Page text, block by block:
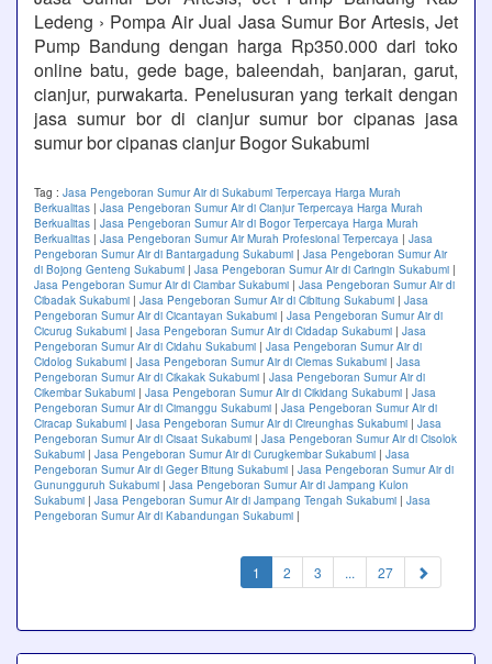
Ledeng › Pompa Air Jual Jasa Sumur Bor Artesis, Jet
Pump Bandung dengan harga Rp350.000 dari toko
online batu, gede bage, baleendah, banjaran, garut,
cianjur, purwakarta. Penelusuran yang terkait dengan
jasa sumur bor di cianjur sumur bor cipanas jasa
sumur bor cipanas cianjur Bogor Sukabumi
Tag : Jasa Pengeboran Sumur Air di Sukabumi Terpercaya Harga Murah
Berkualitas | Jasa Pengeboran Sumur Air di Cianjur Terpercaya Harga Murah
Berkualitas | Jasa Pengeboran Sumur Air di Bogor Terpercaya Harga Murah
Berkualitas | Jasa Pengeboran Sumur Air Murah Profesional Terpercaya | Jasa
Pengeboran Sumur Air di Bantargadung Sukabumi | Jasa Pengeboran Sumur Air
di Bojong Genteng Sukabumi | Jasa Pengeboran Sumur Air di Caringin Sukabumi |
Jasa Pengeboran Sumur Air di Ciambar Sukabumi | Jasa Pengeboran Sumur Air di
Cibadak Sukabumi | Jasa Pengeboran Sumur Air di Cibitung Sukabumi | Jasa
Pengeboran Sumur Air di Cicantayan Sukabumi | Jasa Pengeboran Sumur Air di
Cicurug Sukabumi | Jasa Pengeboran Sumur Air di Cidadap Sukabumi | Jasa
Pengeboran Sumur Air di Cidahu Sukabumi | Jasa Pengeboran Sumur Air di
Cidolog Sukabumi | Jasa Pengeboran Sumur Air di Ciemas Sukabumi | Jasa
Pengeboran Sumur Air di Cikakak Sukabumi | Jasa Pengeboran Sumur Air di
Cikembar Sukabumi | Jasa Pengeboran Sumur Air di Cikidang Sukabumi | Jasa
Pengeboran Sumur Air di Cimanggu Sukabumi | Jasa Pengeboran Sumur Air di
Ciracap Sukabumi | Jasa Pengeboran Sumur Air di Cireunghas Sukabumi | Jasa
Pengeboran Sumur Air di Cisaat Sukabumi | Jasa Pengeboran Sumur Air di Cisolok
Sukabumi | Jasa Pengeboran Sumur Air di Curugkembar Sukabumi | Jasa
Pengeboran Sumur Air di Geger Bitung Sukabumi | Jasa Pengeboran Sumur Air di
Gunungguruh Sukabumi | Jasa Pengeboran Sumur Air di Jampang Kulon
Sukabumi | Jasa Pengeboran Sumur Air di Jampang Tengah Sukabumi | Jasa
Pengeboran Sumur Air di Kabandungan Sukabumi |
1 (current)
2 3 ... 27